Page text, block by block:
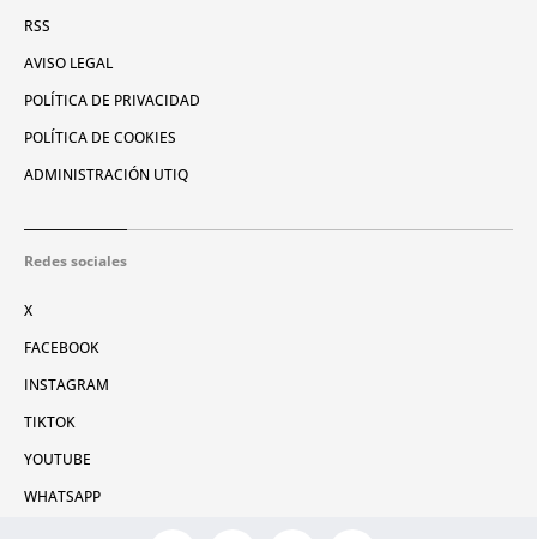
RSS
AVISO LEGAL
POLÍTICA DE PRIVACIDAD
POLÍTICA DE COOKIES
ADMINISTRACIÓN UTIQ
Redes sociales
X
FACEBOOK
INSTAGRAM
TIKTOK
YOUTUBE
WHATSAPP